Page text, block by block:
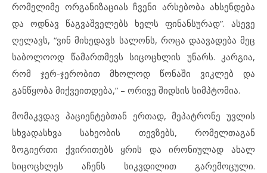
რომელიმე ორგანიზაციას ჩვენი არსებობა ახსენდება
და ოდნავ წაგვაშველებს ხელს ფინანსურად”. ასევე
ღელავს, “ვინ მიხედავს სალონს, როცა დაავადება მეც
საბოლოოდ წამართმევს სიცოცხლის უნარს. კარგია,
რომ ჯერ-ჯერობით მხოლოდ წონაში ვიკლებ და
განწყობა მიქვეითდება,” – ორივე შიდსის სიმპტომია.
მომაკვდავ პაციენტებთან ერთად, მეპატრონე უვლის
სხვადასხვა სახეობის თევზებს, რომელთაგან
ზოგიერთი ქვირითებს ყრის და ირონიულად ახალ
სიცოცხლეს აჩენს სიკვდილით გარემოცული.